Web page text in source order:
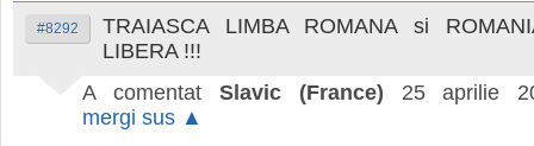
#8292
TRAIASCA LIMBA ROMANA si
LIBERA !!!
A comentat Slavic (France)
25 aprilie
mergi sus ▲